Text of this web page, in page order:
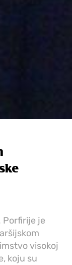
Porfirije je
visokoj
koju su